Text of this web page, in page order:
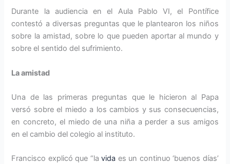
Durante la audiencia en el Aula Pablo VI, el Pontífice
contestó a diversas preguntas que le plantearon los niños
sobre la amistad, sobre lo que pueden aportar al mundo y
sobre el sentido del sufrimiento.
La amistad
Una de las primeras preguntas que le hicieron al Papa
versó sobre el miedo a los cambios y sus consecuencias,
en concreto, el miedo de una niña a perder a sus amigos
en el cambio del colegio al instituto.
Francisco explicó que “lavida es un continuo ‘buenos días’